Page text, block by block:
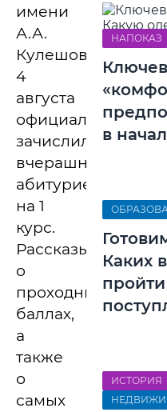
имени
А.А.
Кулешова
4
августа
официально
зачислили
вчерашних
абитуриентов
на 1
курс.
Рассказываем
о
проходных
баллах,
а
также
о
самых
НАПОКАЗ
в
Каких
ИСТОРИЯ